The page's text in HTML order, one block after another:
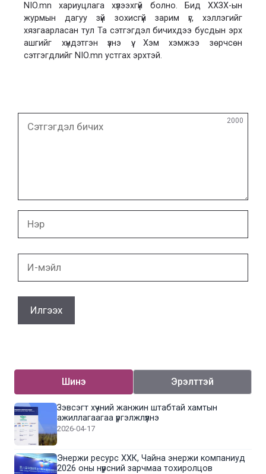
NIO.mn хариуцлага хүлээхгүй болно. Бид ХХЗХ-ын
журмын дагуу зүй зохисгүй зарим үг, хэллэгийг
хязгаарласан тул Та сэтгэгдэл бичихдээ бусдын эрх
ашгийг хүндэтгэн үзнэ үү. Хэм хэмжээ зөрчсөн
сэтгэгдлийг NIO.mn устгах эрхтэй.
2000
мэйл
Шинэ Эрэлттэй
Зэвсэгт хүчний жанжин штабтай хамтын
ажиллагаагаа үргэлжлүүлнэ
2026-04-17
Энержи ресурс ХХК, Чайна энержи компаниуд
2026 оны нүүрсний зарчмаа тохиролцов